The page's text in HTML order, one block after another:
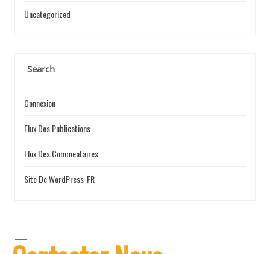
Uncategorized
Search
Connexion
Flux Des Publications
Flux Des Commentaires
Site De WordPress-FR